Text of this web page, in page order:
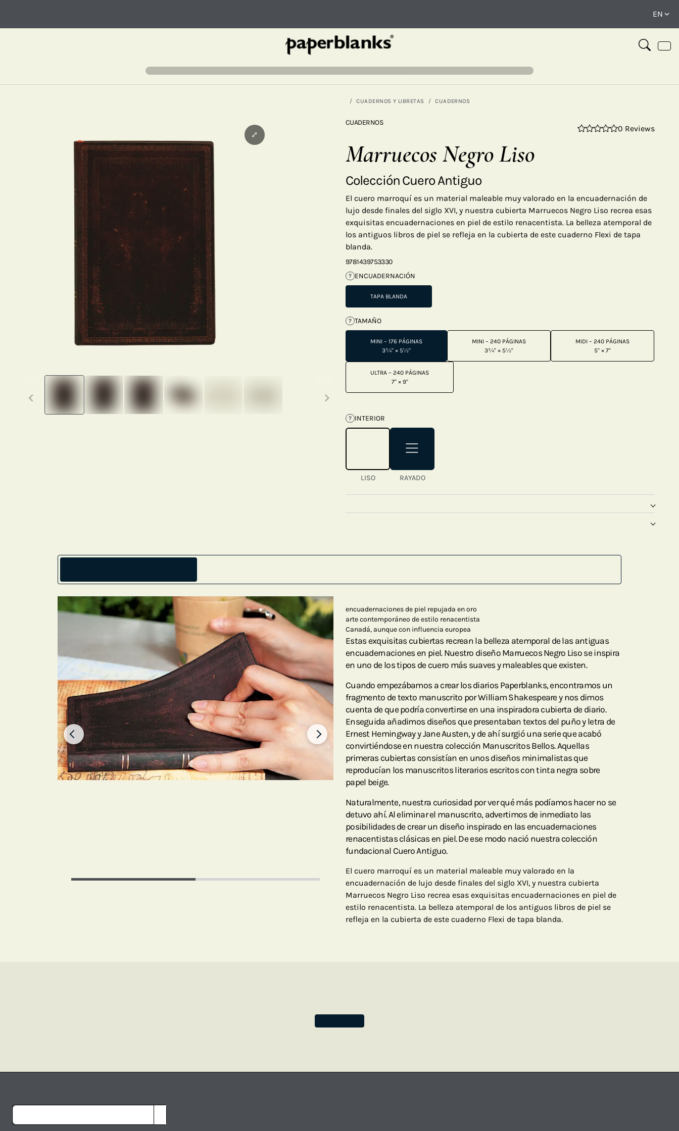
CUADERNOS Y LIBRETAS CUADERNOS
Previous thumbnails
⤢
CUADERNOS
0 Reviews
Marruecos Negro Liso
Colección Cuero Antiguo
El cuero marroquí es un material maleable muy valorado en la encuadernación de
lujo desde finales del siglo XVI, y nuestra cubierta Marruecos Negro Liso recrea esas
exquisitas encuadernaciones en piel de estilo renacentista. La belleza atemporal de
los antiguos libros de piel se refleja en la cubierta de este cuaderno Flexi de tapa
blanda.
9781439753330
? ENCUADERNACIÓN
TAPA BLANDA
? TAMAÑO
MINI – 176 PÁGINAS
3¾" × 5½"
MINI – 240 PÁGINAS
3¾" × 5½"
MIDI – 240 PÁGINAS
5" × 7"
ULTRA – 240 PÁGINAS
7" × 9"
? INTERIOR
LISO RAYADO
encuadernaciones de piel repujada en oro
arte contemporáneo de estilo renacentista
Canadá, aunque con influencia europea
Estas exquisitas cubiertas recrean la belleza atemporal de las antiguas
encuadernaciones en piel. Nuestro diseño Marruecos Negro Liso se inspira
en uno de los tipos de cuero más suaves y maleables que existen.
Cuando empezábamos a crear los diarios Paperblanks, encontramos un
fragmento de texto manuscrito por William Shakespeare y nos dimos
cuenta de que podría convertirse en una inspiradora cubierta de diario.
Enseguida añadimos diseños que presentaban textos del puño y letra de
Ernest Hemingway y Jane Austen, y de ahí surgió una serie que acabó
convirtiéndose en nuestra colección Manuscritos Bellos. Aquellas
primeras cubiertas consistían en unos diseños minimalistas que
reproducían los manuscritos literarios escritos con tinta negra sobre
papel beige.
Naturalmente, nuestra curiosidad por ver qué más podíamos hacer no se
detuvo ahí. Al eliminar el manuscrito, advertimos de inmediato las
posibilidades de crear un diseño inspirado en las encuadernaciones
renacentistas clásicas en piel. De ese modo nació nuestra colección
fundacional Cuero Antiguo.
El cuero marroquí es un material maleable muy valorado en la
encuadernación de lujo desde finales del siglo XVI, y nuestra cubierta
Marruecos Negro Liso recrea esas exquisitas encuadernaciones en piel de
estilo renacentista. La belleza atemporal de los antiguos libros de piel se
refleja en la cubierta de este cuaderno Flexi de tapa blanda.